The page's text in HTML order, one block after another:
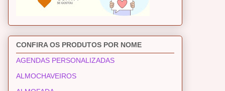
CONFIRA OS PRODUTOS POR NOME
AGENDAS PERSONALIZADAS
ALMOCHAVEIROS